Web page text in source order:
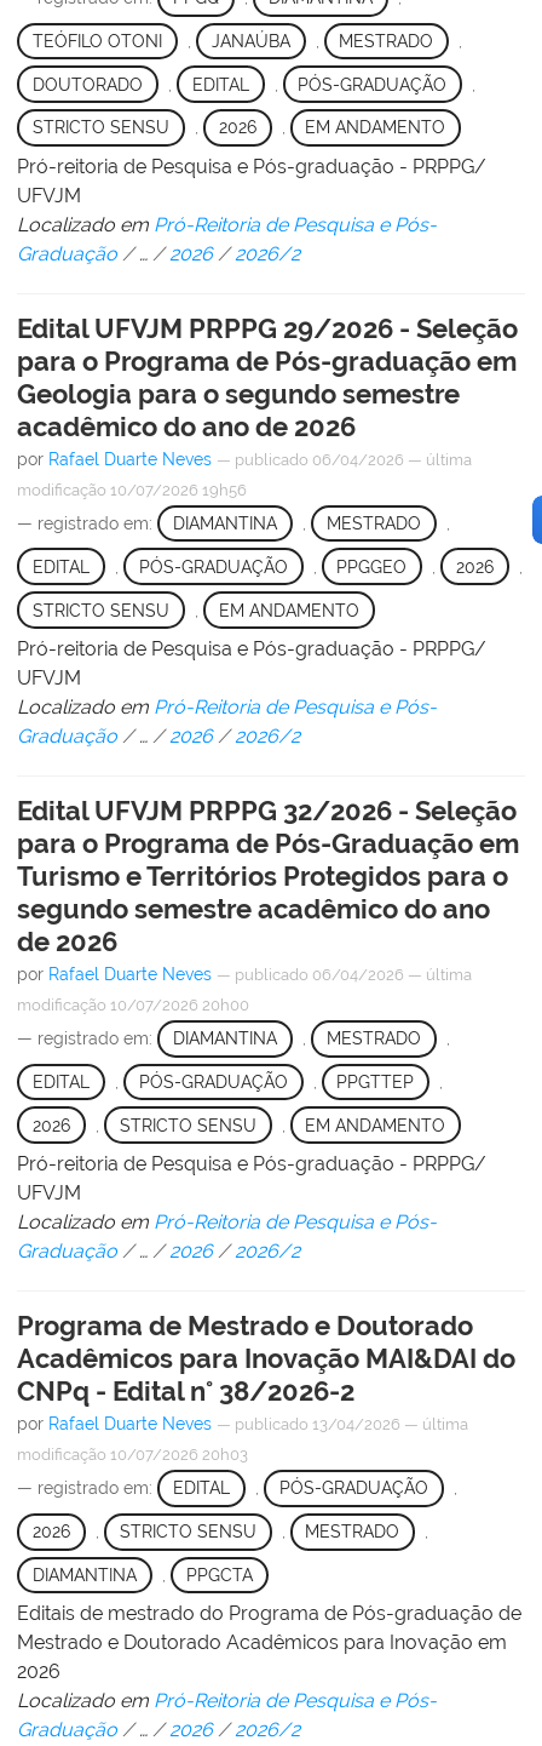
TEÓFILO OTONI JANAÚBA MESTRADO
DOUTORADO EDITAL PÓS-GRADUAÇÃO
STRICTO SENSU , 2026 , EM ANDAMENTO
Pró-reitoria de Pesquisa e Pós-graduação - PRPPG/
UFVJM
Localizado em Pró-Reitoria de Pesquisa e Pós-
Graduação /… /2026 /2026/2
Edital UFVJM PRPPG 29/2026 - Seleção
para o Programa de Pós-graduação em
Geologia para o segundo semestre
acadêmico do ano de 2026
por Rafael Duarte Neves — publicado 06/04/2026 — última
modificação 10/07/2026 19h56
— registrado em: DIAMANTINA MESTRADO
EDITAL PÓS-GRADUAÇÃO PPGGEO , 2026
STRICTO SENSU EM ANDAMENTO
Pró-reitoria de Pesquisa e Pós-graduação - PRPPG/
UFVJM
Localizado em Pró-Reitoria de Pesquisa e Pós-
Graduação /… /2026 /2026/2
Edital UFVJM PRPPG 32/2026 - Seleção
para o Programa de Pós-Graduação em
Turismo e Territórios Protegidos para o
segundo semestre acadêmico do ano
de 2026
por Rafael Duarte Neves — publicado 06/04/2026 — última
modificação 10/07/2026 20h00
— registrado em: DIAMANTINA , MESTRADO ,
EDITAL PÓS-GRADUAÇÃO PPGTTEP
2026 STRICTO SENSU EM ANDAMENTO
Pró-reitoria de Pesquisa e Pós-graduação - PRPPG/
UFVJM
Localizado em Pró-Reitoria de Pesquisa e Pós-
Graduação /… /2026 /2026/2
Programa de Mestrado e Doutorado
Acadêmicos para Inovação MAI&DAI do
CNPq - Edital n° 38/2026-2
por Rafael Duarte Neves — publicado 13/04/2026 — última
modificação 10/07/2026 20h03
— registrado em: EDITAL , PÓS-GRADUAÇÃO ,
2026 STRICTO SENSU MESTRADO
DIAMANTINA PPGCTA
Editais de mestrado do Programa de Pós-graduação de
Mestrado e Doutorado Acadêmicos para Inovação em
2026
Localizado em Pró-Reitoria de Pesquisa e Pós-
Graduação /… /2026 /2026/2